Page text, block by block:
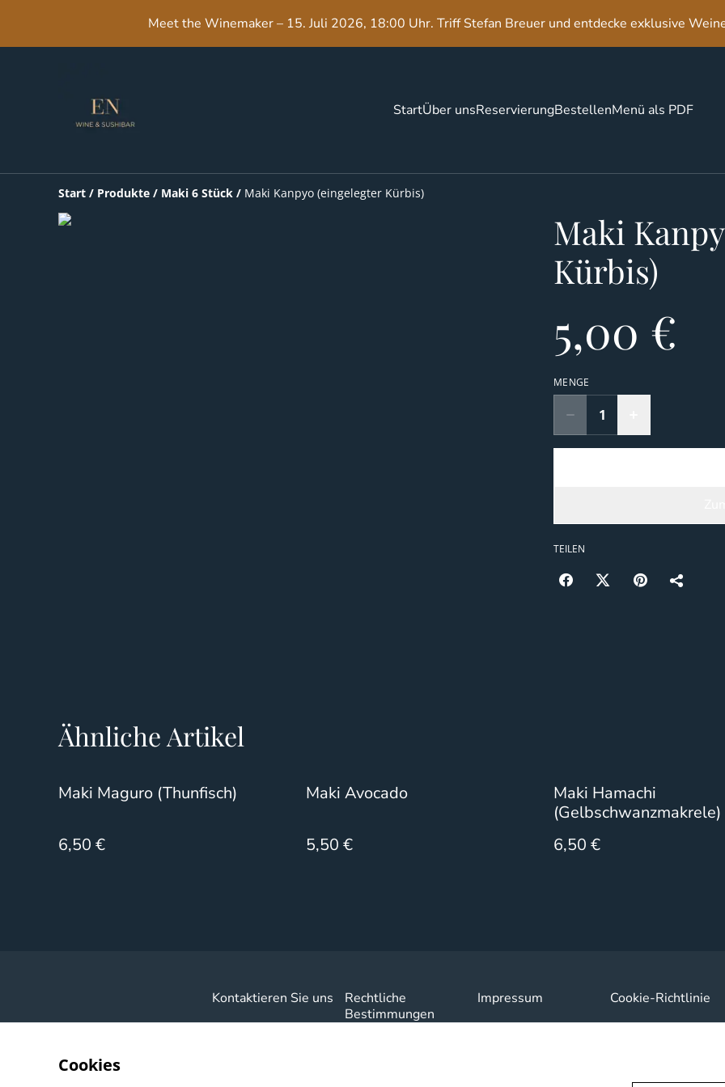
Meet the Winemaker – 15. Juli 2026, 18:00 Uhr. Triff Stefan Breuer und entdecke exklusive
StartÜber unsReservierungBestellenMenü als PDF
Start / Produkte / Maki 6 Stück / Maki Kanpyo (eingelegter Kürbis)
Maki
Kürbis)
5,00 €
MENGE
TEILEN
Ähnliche Artikel
Maki Maguro (Thunfisch)
6,50 €
Maki Avocado
5,50 €
Maki Hamachi
(Gelbschwanzmakrele)
6,50 €
Kontaktieren Sie uns
Rechtliche
Bestimmungen
Impressum Cookie-Richtlinie
Cookies